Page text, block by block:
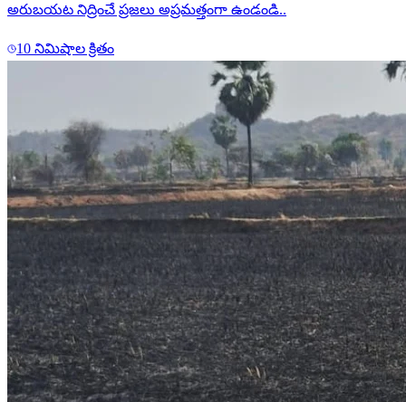
అరుబయట నిద్రించే ప్రజలు అప్రమత్తంగా ఉండండి..
10 నిమిషాల క్రితం